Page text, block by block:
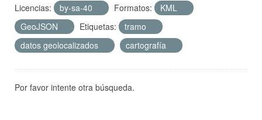
Licencias: by-sa-40 Formatos:
KML
GeoJSON
Etiquetas:
tramo
datos geolocalizados
cartografía
Por favor intente otra búsqueda.